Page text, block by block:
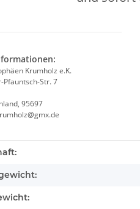
Krumholz e.K.
Str. 7
95697